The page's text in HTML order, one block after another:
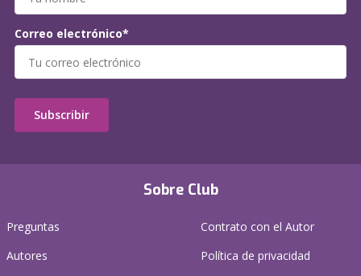
Sobre Club
Preguntas
Autores
Contrato con el Autor
Política de privacidad
Correo electrónico*
Subscribir